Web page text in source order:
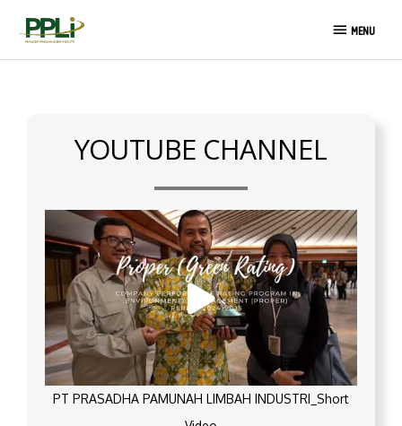
MENU
MENU
YOUTUBE CHANNEL
PT PRASADHA PAMUNAH LIMBAH INDUSTRI_Short